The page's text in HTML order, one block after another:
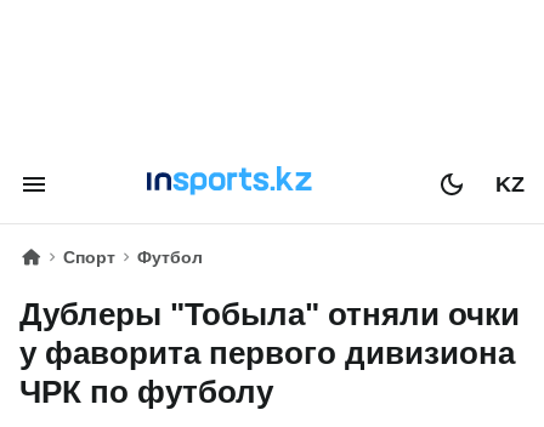
KZ
Спорт Футбол
Дублеры "Тобыла" отняли очки
у фаворита первого дивизиона
ЧРК по футболу